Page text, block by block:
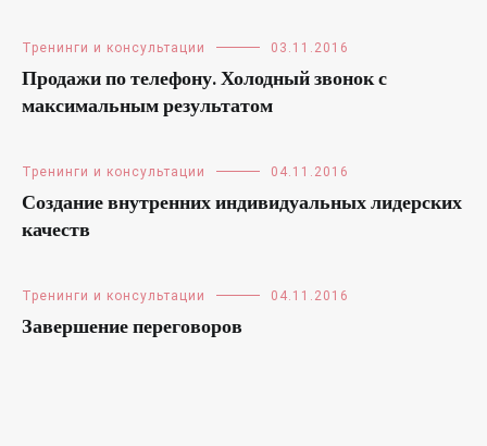
Тренинги и консультации 03.11.2016
Продажи по телефону. Холодный звонок с
максимальным результатом
Тренинги и консультации 04.11.2016
Создание внутренних индивидуальных лидерских
качеств
Тренинги и консультации 04.11.2016
Завершение переговоров